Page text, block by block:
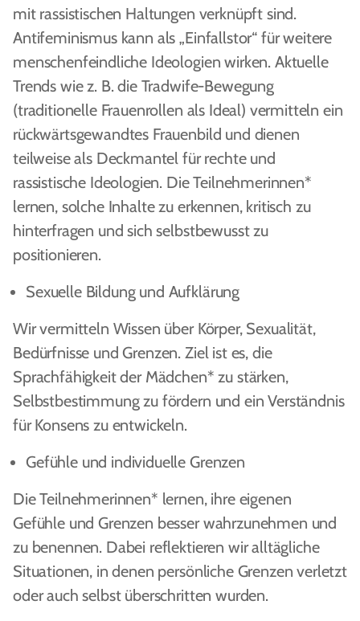
mit rassistischen Haltungen verknüpft sind.
Antifeminismus kann als „Einfallstor“ für weitere
menschenfeindliche Ideologien wirken. Aktuelle
Trends wie z. B. die Tradwife-Bewegung
(traditionelle Frauenrollen als Ideal) vermitteln ein
rückwärtsgewandtes Frauenbild und dienen
teilweise als Deckmantel für rechte und
rassistische Ideologien. Die Teilnehmerinnen*
lernen, solche Inhalte zu erkennen, kritisch zu
hinterfragen und sich selbstbewusst zu
positionieren.
Sexuelle Bildung und Aufklärung
Wir vermitteln Wissen über Körper, Sexualität,
Bedürfnisse und Grenzen. Ziel ist es, die
Sprachfähigkeit der Mädchen* zu stärken,
Selbstbestimmung zu fördern und ein Verständnis
für Konsens zu entwickeln.
Gefühle und individuelle Grenzen
Die Teilnehmerinnen* lernen, ihre eigenen
Gefühle und Grenzen besser wahrzunehmen und
zu benennen. Dabei reflektieren wir alltägliche
Situationen, in denen persönliche Grenzen verletzt
oder auch selbst überschritten wurden.